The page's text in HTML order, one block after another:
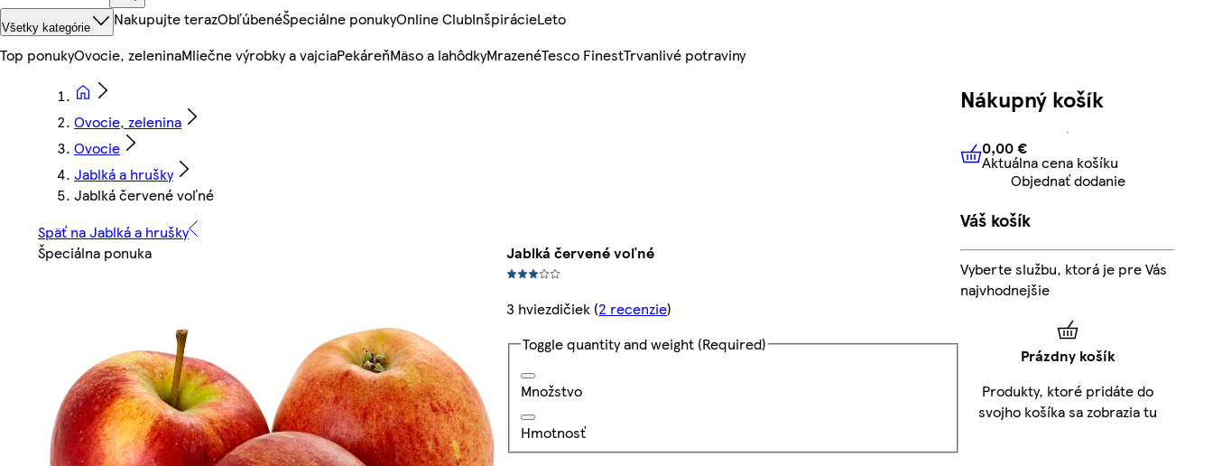
Všetky kategórie Nakupujte terazObľúbenéŠpeciálne ponukyOnline ClubInšpirácieLeto
Top ponukyOvocie, zeleninaMliečne výrobky a vajciaPekáreňMäso a lahôdkyMrazenéTesco FinestTrvanlivé potraviny
Ovocie, zelenina
Ovocie
Jablká a hrušky
Jablká červené voľné
Späť na Jablká a hrušky
Špeciálna ponuka
Jablká červené voľné
3 hviezdičiek (2 recenzie)
Toggle quantity and weight (Required)
Množstvo
Hmotnosť
Nákupný košík
0,00 € Aktuálna cena košíku
0,00 €
Aktuálna cena košíku
Objednať dodanie
Váš košík
Vyberte službu, ktorá je pre Vás
najvhodnejšie
Prázdny košík
Produkty, ktoré pridáte do
svojho košíka sa zobrazia tu